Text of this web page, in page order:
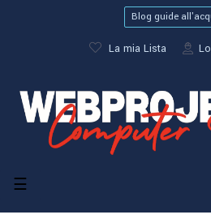
Blog guide
La mia Lista
navigazione
☰